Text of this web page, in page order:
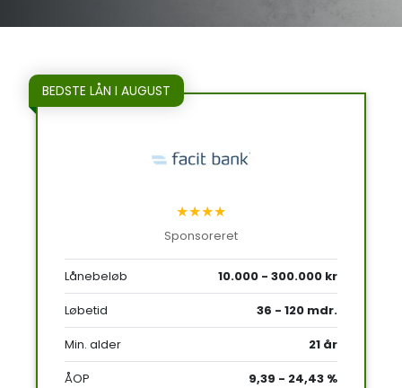
BEDSTE LÅN I AUGUST
★★★★
Sponsoreret
Lånebeløb
10.000 - 300.000 kr
Løbetid
36 - 120 mdr.
Min. alder
21 år
ÅOP
9,39 - 24,43 %